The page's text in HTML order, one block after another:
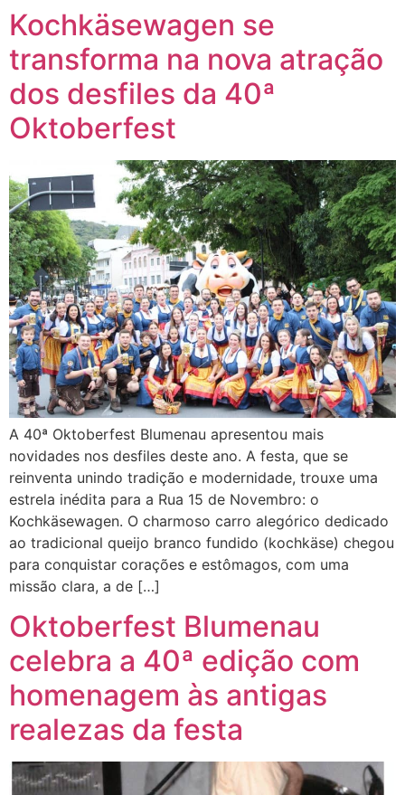
Kochkäsewagen se
transforma na nova atração
dos desfiles da 40ª
Oktoberfest
A 40ª Oktoberfest Blumenau apresentou mais
novidades nos desfiles deste ano. A festa, que se
reinventa unindo tradição e modernidade, trouxe uma
estrela inédita para a Rua 15 de Novembro: o
Kochkäsewagen. O charmoso carro alegórico dedicado
ao tradicional queijo branco fundido (kochkäse) chegou
para conquistar corações e estômagos, com uma
missão clara, a de […]
Oktoberfest Blumenau
celebra a 40ª edição com
homenagem às antigas
realezas da festa